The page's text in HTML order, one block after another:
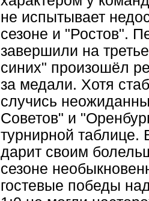
не испытывает
сезоне и "Ростов".
завершили на
синих" произошёл
за медали. Хотя
случись
Советов" и
турнирной
дарит своим
сезоне
гостевые победы